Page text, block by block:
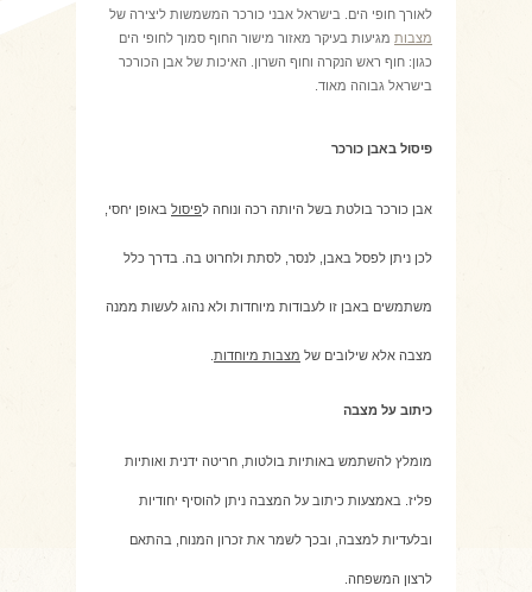
לאורך חופי הים. בישראל אבני כורכר המשמשות ליצירה של
מצבות מגיעות בעיקר מאזור מישור החוף סמוך לחופי הים
כגון: חוף ראש הנקרה וחוף השרון. האיכות של אבן הכורכר
בישראל גבוהה מאוד.
פיסול באבן כורכר
אבן כורכר בולטת בשל היותה רכה ונוחה לפיסול באופן יחסי,
לכן ניתן לפסל באבן, לנסר, לסתת ולחרוט בה. בדרך כלל
משתמשים באבן זו לעבודות מיוחדות ולא נהוג לעשות ממנה
מצבה אלא שילובים של מצבות מיוחדות
כיתוב על מצבה
מומלץ להשתמש באותיות בולטות, חריטה ידנית ואותיות
פליז. באמצעות כיתוב על המצבה ניתן להוסיף יחודיות
ובלעדיות למצבה, ובכך לשמר את זכרון המנוח, בהתאם
לרצון המשפחה.